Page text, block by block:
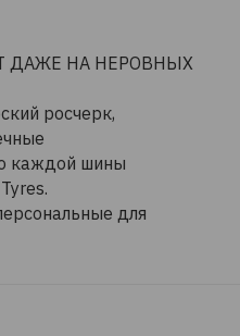
ДАЖЕ НА НЕРОВНЫХ
росчерк,
каждой шины
для